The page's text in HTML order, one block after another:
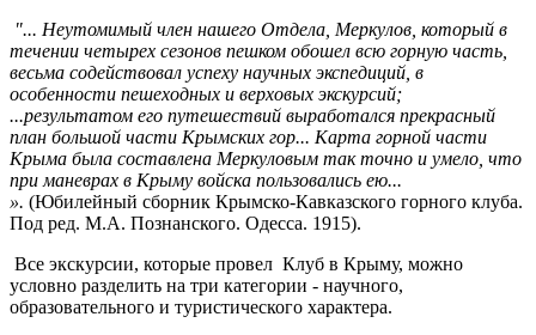
"... Неутомимый член нашего Отдела, Меркулов, который в
течении четырех сезонов пешком обошел всю горную часть,
весьма содействовал успеху научных экспедиций, в
особенности пешеходных и верховых экскурсий;
...результатом его путешествий выработался прекрасный
план большой части Крымских гор... Карта горной части
Крыма была составлена Меркуловым так точно и умело, что
при маневрах в Крыму войска пользовались ею...
». (Юбилейный сборник Крымско-Кавказского горного клуба.
Под ред. М.А. Познанского. Одесса. 1915).
Все экскурсии, которые провел Клуб в Крыму, можно
условно разделить на три категории - научного,
образовательного и туристического характера.